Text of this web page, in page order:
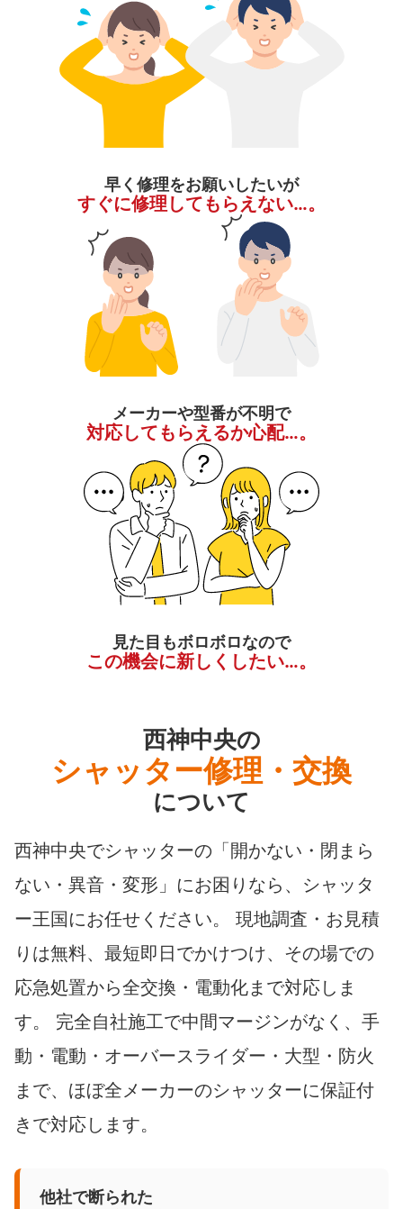
早く修理をお願いしたいが
すぐに修理してもらえない…。
メーカーや型番が不明で
対応してもらえるか心配…。
見た目もボロボロなので
この機会に新しくしたい…。
西神中央の
シャッター修理・交換
について
西神中央でシャッターの「開かない・閉まら
ない・異音・変形」にお困りなら、シャッタ
ー王国にお任せください。 現地調査・お見積
りは無料、最短即日でかけつけ、その場での
応急処置から全交換・電動化まで対応しま
す。 完全自社施工で中間マージンがなく、手
動・電動・オーバースライダー・大型・防火
まで、ほぼ全メーカーのシャッターに保証付
きで対応します。
他社で断られた